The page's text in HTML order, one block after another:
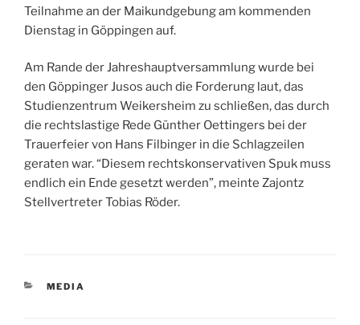
Teilnahme an der Maikundgebung am kommenden
Dienstag in Göppingen auf.
Am Rande der Jahreshauptversammlung wurde bei
den Göppinger Jusos auch die Forderung laut, das
Studienzentrum Weikersheim zu schließen, das durch
die rechtslastige Rede Günther Oettingers bei der
Trauerfeier von Hans Filbinger in die Schlagzeilen
geraten war. “Diesem rechtskonservativen Spuk muss
endlich ein Ende gesetzt werden”, meinte Zajontz
Stellvertreter Tobias Röder.
CATEGORIES
MEDIA